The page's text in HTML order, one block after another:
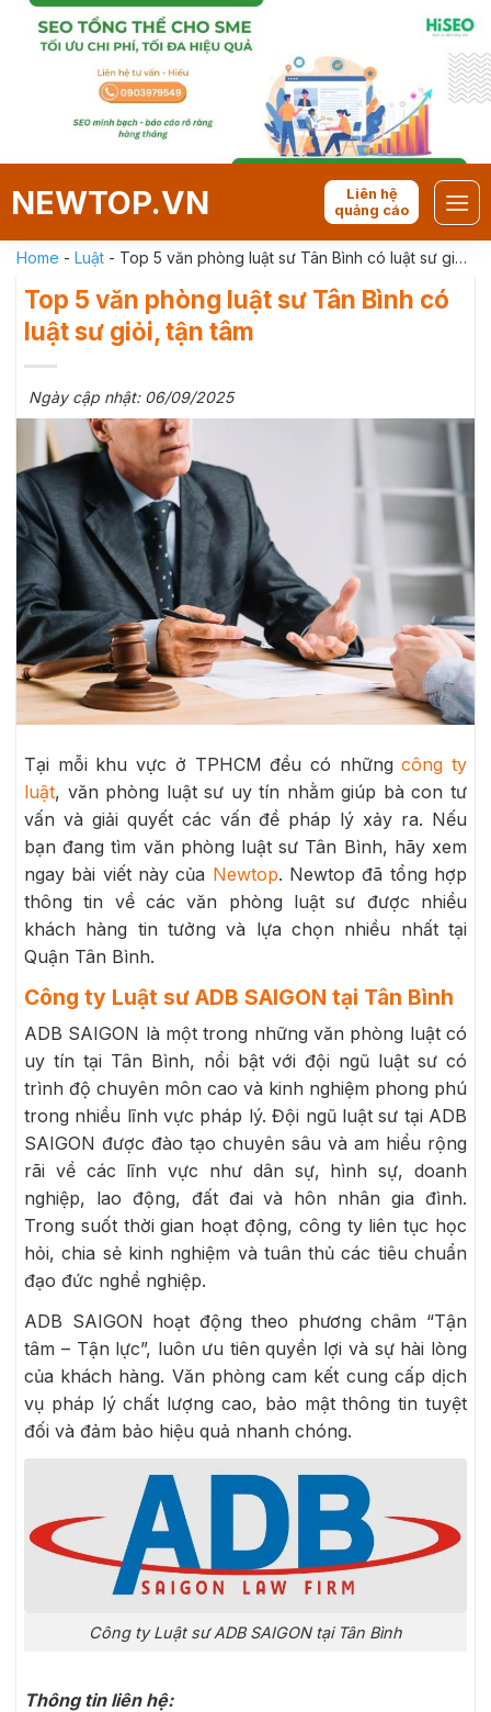
Skip
NEWTOP.VN
Liên hệ
quảng cáo
Home - Luật - Top 5 văn phòng luật sư Tân Bình có luật sư giỏi,
Top 5 văn phòng luật sư Tân Bình có
luật sư giỏi, tận tâm
Ngày cập nhật: 06/09/2025
Tại mỗi khu vực ở TPHCM đều có nhữngcông ty
luật, văn phòng luật sư uy tín nhằm giúp bà con tư
vấn và giải quyết các vấn đề pháp lý xảy ra. Nếu
bạn đang tìm văn phòng luật sư Tân Bình, hãy xem
ngay bài viết này của Newtop. Newtop đã tổng hợp
thông tin về các văn phòng luật sư được nhiều
khách hàng tin tưởng và lựa chọn nhiều nhất tại
Quận Tân Bình.
Công ty Luật sư ADB SAIGON tại Tân Bình
ADB SAIGON là một trong những văn phòng luật có
uy tín tại Tân Bình, nổi bật với đội ngũ luật sư có
trình độ chuyên môn cao và kinh nghiệm phong phú
trong nhiều lĩnh vực pháp lý. Đội ngũ luật sư tại ADB
SAIGON được đào tạo chuyên sâu và am hiểu rộng
rãi về các lĩnh vực như dân sự, hình sự, doanh
nghiệp, lao động, đất đai và hôn nhân gia đình.
Trong suốt thời gian hoạt động, công ty liên tục học
hỏi, chia sẻ kinh nghiệm và tuân thủ các tiêu chuẩn
đạo đức nghề nghiệp.
ADB SAIGON hoạt động theo phương châm “Tận
tâm – Tận lực”, luôn ưu tiên quyền lợi và sự hài lòng
của khách hàng. Văn phòng cam kết cung cấp dịch
vụ pháp lý chất lượng cao, bảo mật thông tin tuyệt
đối và đảm bảo hiệu quả nhanh chóng.
Công ty Luật sư ADB SAIGON tại Tân Bình
Thông tin liên hệ: